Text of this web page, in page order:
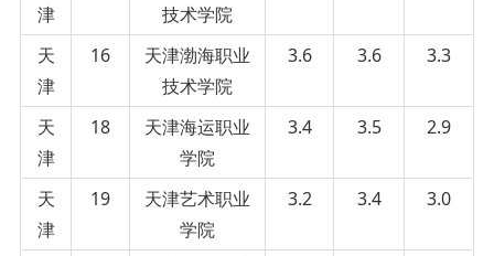
津
技术学院
天
津
16
天津渤海职业
技术学院
3.6 3.6 3.3
天
津
18
天津海运职业
学院
3.4 3.5 2.9
天
津
19
天津艺术职业
学院
3.2 3.4 3.0